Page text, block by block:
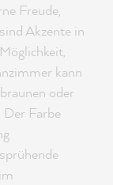
Freude,
Akzente in
kann
oder
Der Farbe